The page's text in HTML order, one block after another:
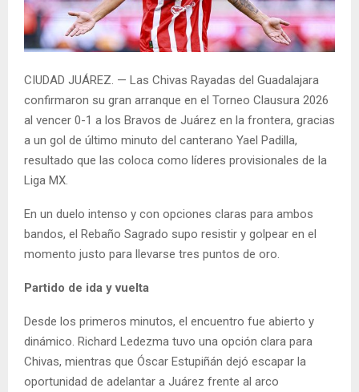
CIUDAD JUÁREZ. — Las Chivas Rayadas del Guadalajara
confirmaron su gran arranque en el Torneo Clausura 2026
al vencer 0-1 a los Bravos de Juárez en la frontera, gracias
a un gol de último minuto del canterano Yael Padilla,
resultado que las coloca como líderes provisionales de la
Liga MX.
En un duelo intenso y con opciones claras para ambos
bandos, el Rebaño Sagrado supo resistir y golpear en el
momento justo para llevarse tres puntos de oro.
Partido de ida y vuelta
Desde los primeros minutos, el encuentro fue abierto y
dinámico. Richard Ledezma tuvo una opción clara para
Chivas, mientras que Óscar Estupiñán dejó escapar la
oportunidad de adelantar a Juárez frente al arco